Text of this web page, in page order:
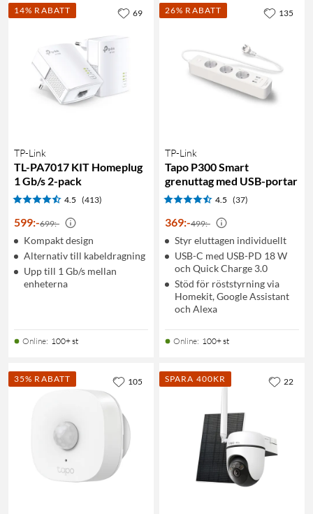
14% RABATT
TP-Link
TL-PA7017 KIT Homeplug
1 Gb/s 2-pack
4.5 (413)
599:-699:-
Kompakt design
Alternativ till kabeldragning
Upp till 1 Gb/s mellan
enheterna
Online: 100+ st
69 26% RABATT
TP-Link
Tapo P300 Smart
grenuttag med USB-portar
4.5 (37)
369:-499:-
Styr eluttagen individuellt
USB-C med USB-PD 18 W
och Quick Charge 3.0
Stöd för röststyrning via
Homekit, Google Assistant
och Alexa
Online: 100+ st
135
35% RABATT 105 SPARA 400KR 22